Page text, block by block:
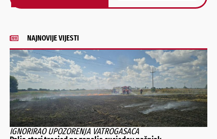
Alternative:
NAJNOVIJE VIJESTI
IGNORIRAO UPOZORENJA VATROGASACA